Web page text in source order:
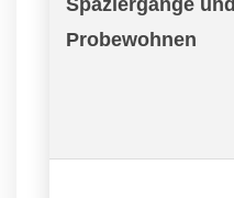
Probewohnen